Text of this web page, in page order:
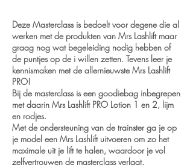
Deze Masterclass is bedoelt voor degene die al
werken met de produkten van Mrs Lashlift maar
graag nog wat begeleiding nodig hebben of
de puntjes op de i willen zetten. Tevens leer je
kennismaken met de allernieuwste Mrs Lashlift
PRO!
Bij de masterclass is een goodiebag inbegrepen
met daarin Mrs Lashlift PRO Lotion 1 en 2, lijm
en rodjes.
Met de ondersteuning van de trainster ga je op
je model een Mrs Lashlift uitvoeren om zo het
maximale uit je lift te halen, waardoor je vol
zelfvertrouwen de masterclass verlaat.